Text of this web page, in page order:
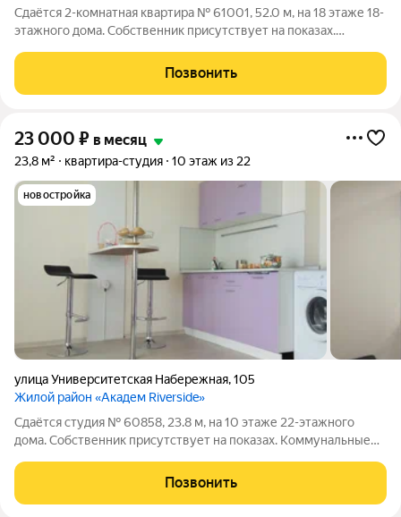
Сдаётся 2-комнатная квартира № 61001, 52.0 м, на 18 этаже 18-
этажного дома. Собственник присутствует на показах.
оплачиваются отдельно. По условиям проживания: можно с
детьми, можно с питомцами.
Позвонить
23 000 ₽ в месяц
23,8 м² квартира-студия 10 этаж из 22
новостройка
улица Университетская Набережная,105
Жилой район «Академ Riverside»
Сдаётся студия № 60858, 23.8 м, на 10 этаже 22-этажного
дома. Собственник присутствует на показах. Коммунальные
стоимость. По условиям проживания: можно с детьми, можно
с питомцами. Срок минимальной
Позвонить